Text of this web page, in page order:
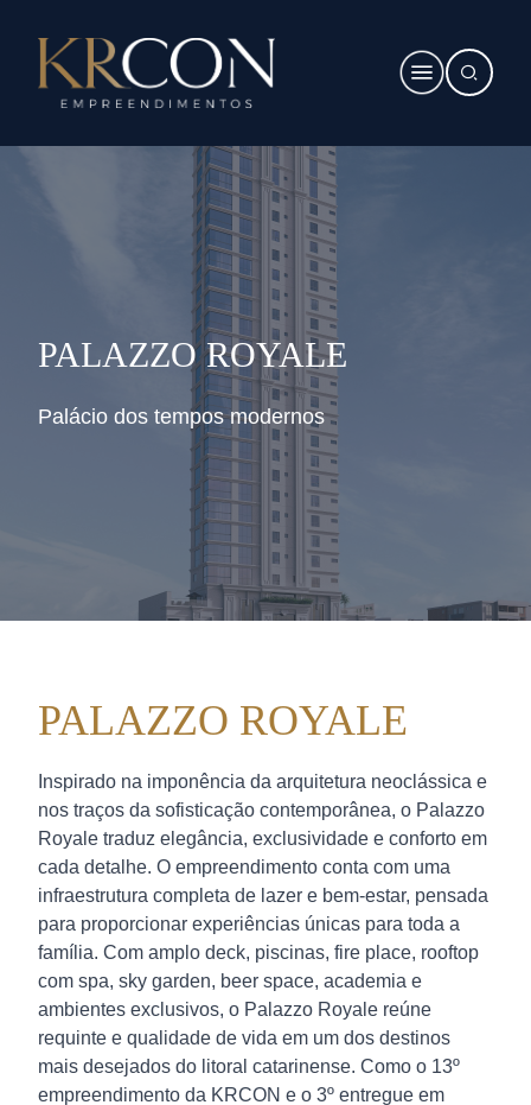
PALAZZO ROYALE
Palácio dos tempos modernos
PALAZZO ROYALE
Inspirado na imponência da arquitetura neoclássica e
nos traços da sofisticação contemporânea, o Palazzo
Royale traduz elegância, exclusividade e conforto em
cada detalhe. O empreendimento conta com uma
infraestrutura completa de lazer e bem-estar, pensada
para proporcionar experiências únicas para toda a
família. Com amplo deck, piscinas, fire place, rooftop
com spa, sky garden, beer space, academia e
ambientes exclusivos, o Palazzo Royale reúne
requinte e qualidade de vida em um dos destinos
mais desejados do litoral catarinense. Como o 13º
empreendimento da KRCON e o 3º entregue em